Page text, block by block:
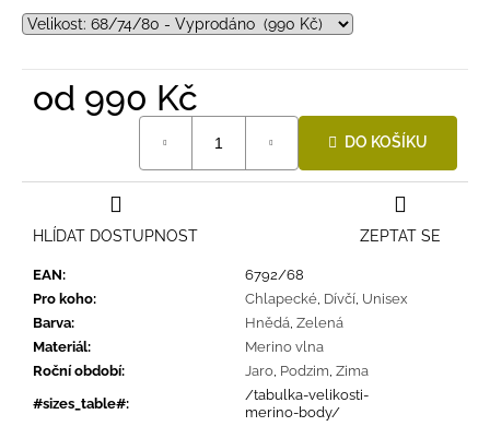
od 990 Kč
DO KOŠÍKU
EAN:
6792/68
Pro koho: Chlapecké Dívčí Unisex
Barva: Hnědá Zelená
Materiál:
Merino vlna
Roční období: Jaro Podzim Zima
#sizes_table#:
/tabulka-velikosti-
merino-body/
ZEPTAT SE
HLÍDAT DOSTUPNOST